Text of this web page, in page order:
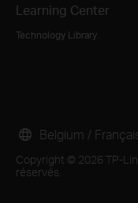
Learning Center
Technology Library
Copyright © 2026 TP-
réservés.
Belgium /